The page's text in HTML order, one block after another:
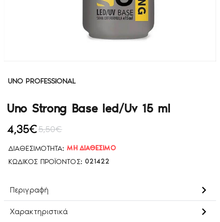
UNO PROFESSIONAL
Uno Strong Base led/Uv 15 ml
ΔΙΑΘΕΣΙΜΌΤΗΤΑ: ΜΗ ΔΙΑΘΈΣΙΜΟ
ΚΩΔΙΚΌΣ ΠΡΟΪΌΝΤΟΣ: 021422
4,35€5,50€
Περιγραφή
Χαρακτηριστικά